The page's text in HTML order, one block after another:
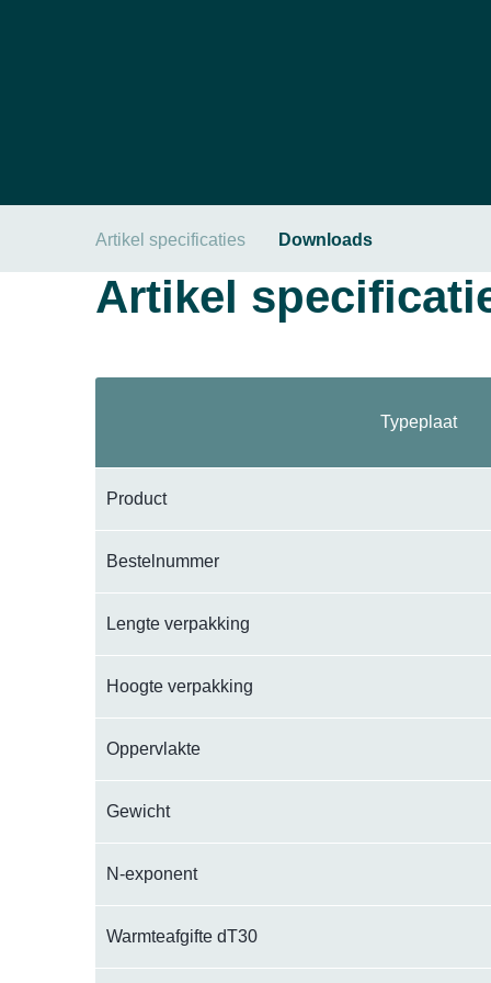
Artikel specificaties Downloads
Artikel
Typeplaat
Product
Bestelnummer
Lengte verpakking
Hoogte verpakking
Oppervlakte
Gewicht
N-exponent
Warmteafgifte dT30